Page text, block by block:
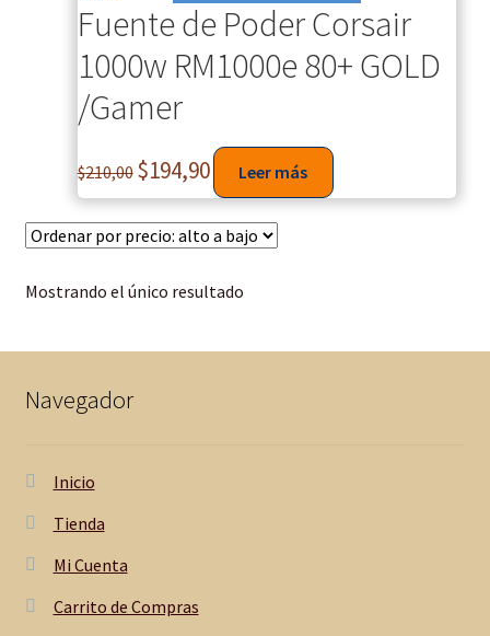
Fuente de Poder Corsair
1000w RM1000e 80+ GOLD
/Gamer
$210,00 $194,90 Leer más
Mostrando el único resultado
Navegador
Inicio
Tienda
Mi Cuenta
Carrito de Compras